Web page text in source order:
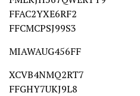
FFAC2YXE6RF2
FFCMCPSJ99S3
MIAWAUG456FF
XCVB4NMQ2RT7
FFGHY7UKJ9L8